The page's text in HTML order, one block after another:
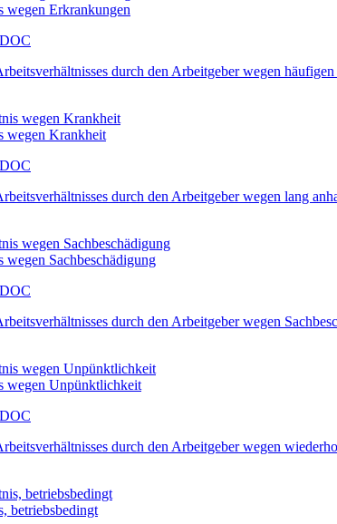
wegen Erkrankungen
durch den Arbeitgeber wegen
wegen Krankheit
durch den Arbeitgeber wegen lang
Sachbeschädigung
durch den Arbeitgeber wegen
wegen Unpünktlichkeit
durch den Arbeitgeber wegen
betriebsbedingt